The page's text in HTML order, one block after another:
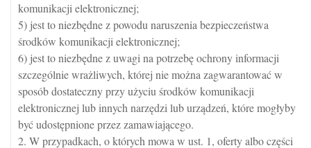
komunikacji elektronicznej;
5) jest to niezbędne z powodu naruszenia bezpieczeństwa
środków komunikacji elektronicznej;
6) jest to niezbędne z uwagi na potrzebę ochrony informacji
szczególnie wrażliwych, której nie można zagwarantować w
sposób dostateczny przy użyciu środków komunikacji
elektronicznej lub innych narzędzi lub urządzeń, które mogłyby
być udostępnione przez zamawiającego.
2. W przypadkach, o których mowa w ust. 1, oferty albo części